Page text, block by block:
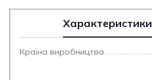
Характеристики
Країна виробництва